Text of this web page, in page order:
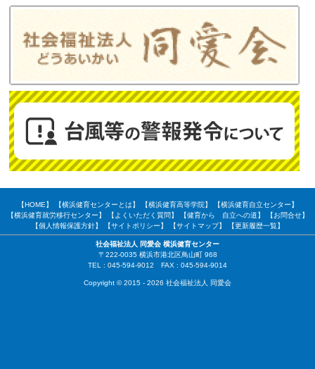
【HOME】 【横浜健育センターとは】 【横浜健育高等学院】
【横浜健育自立センター】
【横浜健育就労移行センター】
【よくいただく質問】 【健育から 自立への道】
【お問合せ】
【個人情報保護方針】
【サイトポリシー】 【サイトマップ】 【更新履歴一覧】
社会福祉法人 同愛会 横浜健育センター
〒222-0035 横浜市港北区鳥山町 968
TEL : 045-594-9012 FAX : 045-594-9014
Copyright © 2015 - 2026 社会福祉法人 同愛会